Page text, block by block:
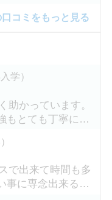
コミをもっと見る
学）
助かっています。
もとても丁寧に教
で出来て時間も多
事に専念出来る点